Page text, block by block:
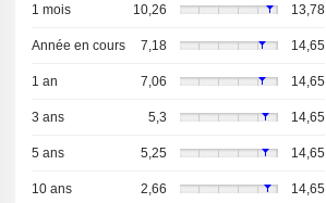
1 mois 10,26 13,78
Année en cours 7,18 14,65
1 an 7,06 14,65
3 ans 5,3 14,65
5 ans 5,25 14,65
10 ans 2,66 14,65